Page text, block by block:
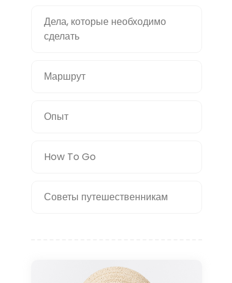
Дела, которые необходимо
сделать
Маршрут
Опыт
How To Go
Советы путешественникам